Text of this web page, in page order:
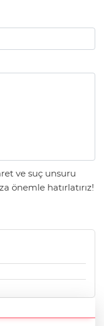
ve suç unsuru
önemle hatırlatırız!